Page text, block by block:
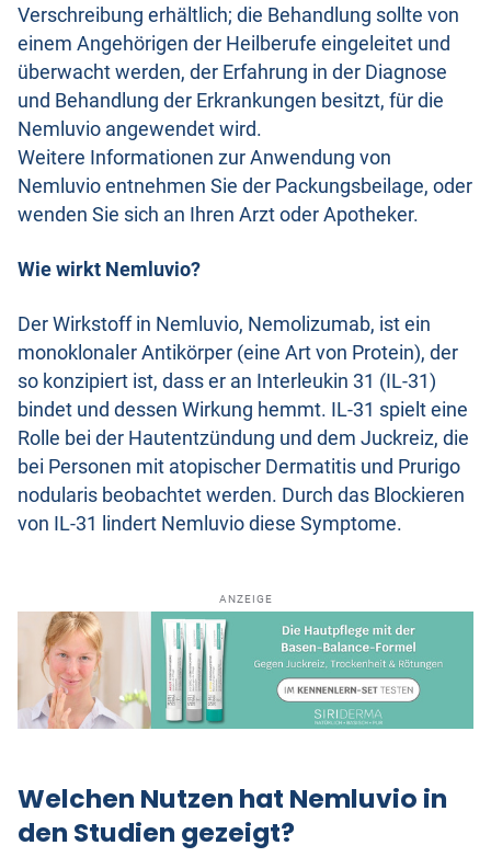
Verschreibung erhältlich; die Behandlung sollte von
einem Angehörigen der Heilberufe eingeleitet und
überwacht werden, der Erfahrung in der Diagnose
und Behandlung der Erkrankungen besitzt, für die
Nemluvio angewendet wird.
Weitere Informationen zur Anwendung von
Nemluvio entnehmen Sie der Packungsbeilage, oder
wenden Sie sich an Ihren Arzt oder Apotheker.
Wie wirkt Nemluvio?
Der Wirkstoff in Nemluvio, Nemolizumab, ist ein
monoklonaler Antikörper (eine Art von Protein), der
so konzipiert ist, dass er an Interleukin 31 (IL-31)
bindet und dessen Wirkung hemmt. IL-31 spielt eine
Rolle bei der Hautentzündung und dem Juckreiz, die
bei Personen mit atopischer Dermatitis und Prurigo
nodularis beobachtet werden. Durch das Blockieren
von IL-31 lindert Nemluvio diese Symptome.
ANZEIGE
Welchen Nutzen hat Nemluvio in
den Studien gezeigt?